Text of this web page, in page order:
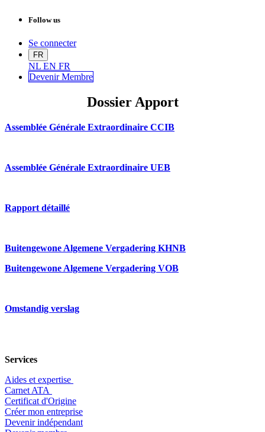
Follow us
Se connecter
FR
NL EN FR
Devenir Membre
Dossier Apport
Assemblée Générale Extraordinaire CCIB
Assemblée Générale Extraordinaire UEB
Rapport détaillé
Buitengewone Algemene Vergadering KHNB
Buitengewone Algemene Vergadering VOB
Omstandig verslag
Services
Aides et expertise
​Carnet ATA
Certificat d'Origine
Créer mon entreprise
Devenir indépendant